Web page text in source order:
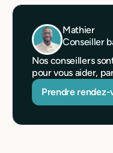
Mathier
Conseiller
Nos conseillers
pour vous aider,
Prendre rendez-